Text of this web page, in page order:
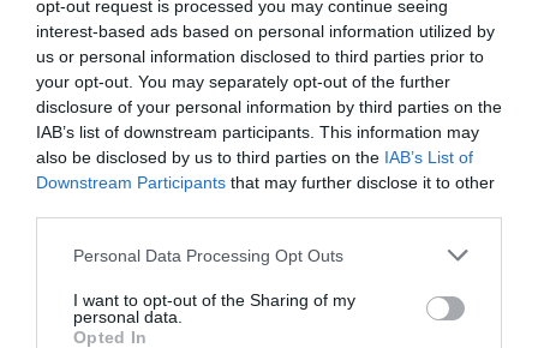
opt-out request is processed you may continue seeing
interest-based ads based on personal information utilized by
us or personal information disclosed to third parties prior to
your opt-out. You may separately opt-out of the further
disclosure of your personal information by third parties on the
IAB’s list of downstream participants. This information may
also be disclosed by us to third parties on the IAB’s List of
Downstream Participants that may further disclose it to other
Personal Data Processing Opt Outs
I want to opt-out of the Sharing of my
personal data.
Opted In